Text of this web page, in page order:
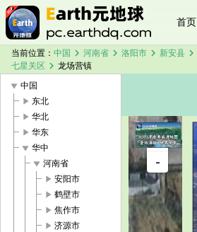
首页
当前位置： 中国 chevron_right 河南省 chevron_right 洛阳市 chevron_right 新安县 chevron_right
七星关区 chevron_right 龙场营镇
play_arrow 中国
play_arrow 东北
play_arrow 华北
play_arrow 华东
play_arrow 华中
play_arrow 河南省
play_arrow 安阳市
play_arrow 鹤壁市
play_arrow 焦作市
play_arrow 济源市
龙场营镇卫
星地图
加载中，请
稍候...
+
-